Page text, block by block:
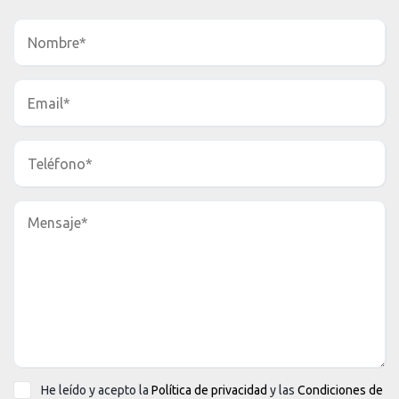
He leído y acepto la Política de privacidad y las Condiciones de